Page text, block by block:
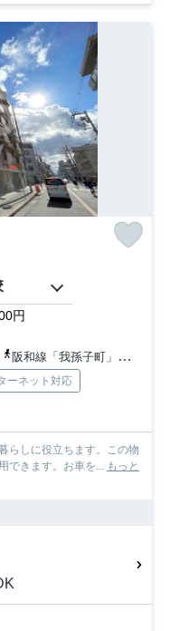
円
阪和線「我孫子町」駅 徒歩10分
ーネット対応
らしに役立ちます。この物
できます。お車を... もっと